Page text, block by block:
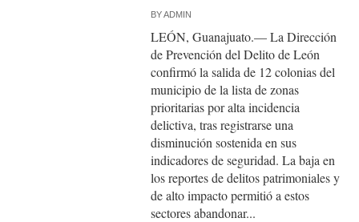
BYADMIN
LEÓN, Guanajuato.— La Dirección
de Prevención del Delito de León
confirmó la salida de 12 colonias del
municipio de la lista de zonas
prioritarias por alta incidencia
delictiva, tras registrarse una
disminución sostenida en sus
indicadores de seguridad. La baja en
los reportes de delitos patrimoniales y
de alto impacto permitió a estos
sectores abandonar...